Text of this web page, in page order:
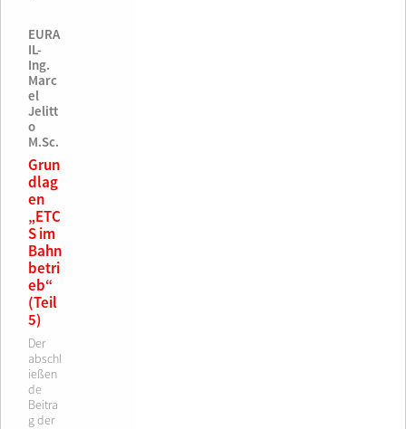
EURA
IL-
Ing.
Marc
el
Jelitt
o
M.Sc.
Grun
dlag
en
„ETC
S im
Bahn
betri
eb“
(Teil
5)
Der
abschl
ießen
de
Beitra
g der